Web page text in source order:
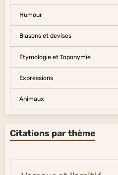
Humour
Blasons et devises
Étymologie et Toponymie
Expressions
Animaux
Citations par thème